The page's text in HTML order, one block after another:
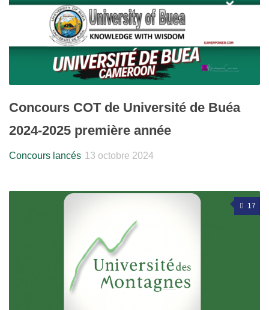
Concours COT de Université de Buéa
2024-2025 première année
Concours lancés 13 octobre 2024
17